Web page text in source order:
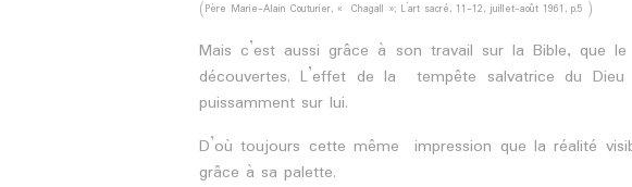
(Père Marie-Alain Couturier, « Chagall »; L’art sacré, 11-12, juillet-août 1961, p.5 )
Mais c’est aussi grâce à son travail sur la Bible, que
découvertes. L’effet de la tempête salvatrice du
puissamment sur lui.
D’où toujours cette même impression que la réalité
grâce à sa palette.